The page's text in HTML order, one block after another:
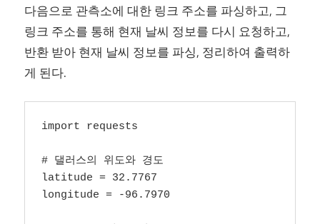
다음으로 관측소에 대한 링크 주소를 파싱하고, 그
링크 주소를 통해 현재 날씨 정보를 다시 요청하고,
반환 받아 현재 날씨 정보를 파싱, 정리하여 출력하
게 된다.
import requests
# 댈러스의 위도와 경도
latitude = 32.7767
longitude = -96.7970